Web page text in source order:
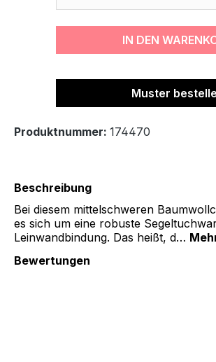
IN DEN
Muster
Produktnummer: 174470
Beschreibung
Bei diesem mittelschweren
es sich um eine robuste
Leinwandbindung. Das heißt, d…
Bewertungen